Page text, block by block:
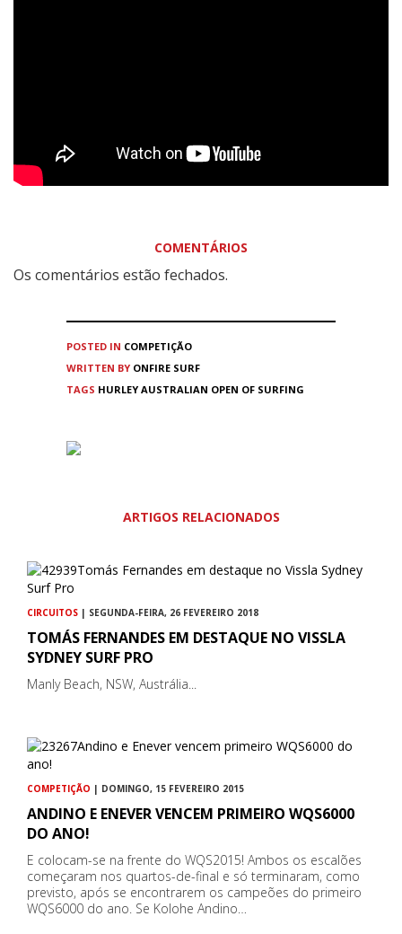
COMENTÁRIOS
Os comentários estão fechados.
POSTED IN COMPETIÇÃO
WRITTEN BY ONFIRE SURF
TAGS HURLEY AUSTRALIAN OPEN OF SURFING
ARTIGOS RELACIONADOS
CIRCUITOS | SEGUNDA-FEIRA, 26 FEVEREIRO 2018
TOMÁS FERNANDES EM DESTAQUE NO VISSLA
SYDNEY SURF PRO
Manly Beach, NSW, Austrália...
COMPETIÇÃO | DOMINGO, 15 FEVEREIRO 2015
ANDINO E ENEVER VENCEM PRIMEIRO WQS6000
DO ANO!
E colocam-se na frente do WQS2015! Ambos os escalões
começaram nos quartos-de-final e só terminaram, como
previsto, após se encontrarem os campeões do primeiro
WQS6000 do ano. Se Kolohe Andino…